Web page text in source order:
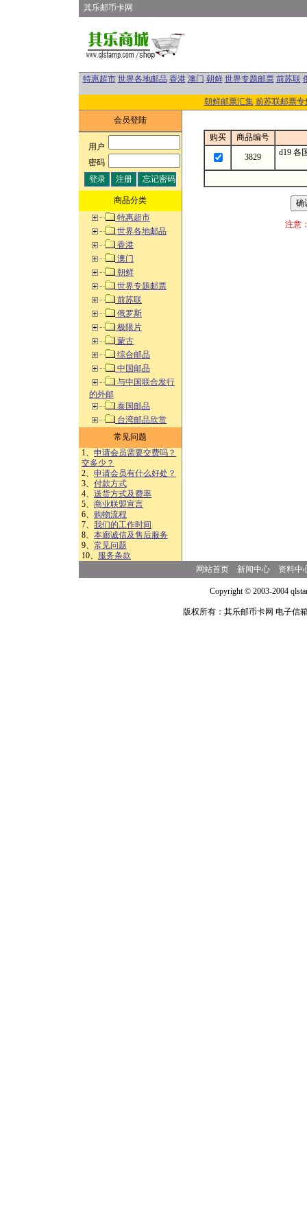
其乐邮币卡网
特惠超市 世界各地邮品 香港 澳门 朝鲜 世界专题邮票 前苏联
朝鲜邮票汇集 前苏联邮票专
会员登陆
用户:
密码:
商品分类
特惠超市
世界各地邮品
香港
澳门
朝鲜
世界专题邮票
前苏联
俄罗斯
极限片
蒙古
综合邮品
中国邮品
与中国联合发行
的外邮
泰国邮品
台湾邮品欣赏
常见问题
1、 申请会员需要交费吗？
交多少？
2、 申请会员有什么好处？
3、 付款方式
4、 送货方式及费率
5、 商业联盟宣言
6、 购物流程
7、 我们的工作时间
8、 本廊诚信及售后服务
9、 常见问题
10、 服务条款
购买 商品编号
3829 d19 各
注意
网站首页 新闻中心 资料中
Copyright © 2003-2004
版权所有：其乐邮币卡网 电子信